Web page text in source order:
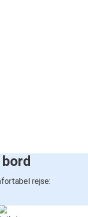
rejse: